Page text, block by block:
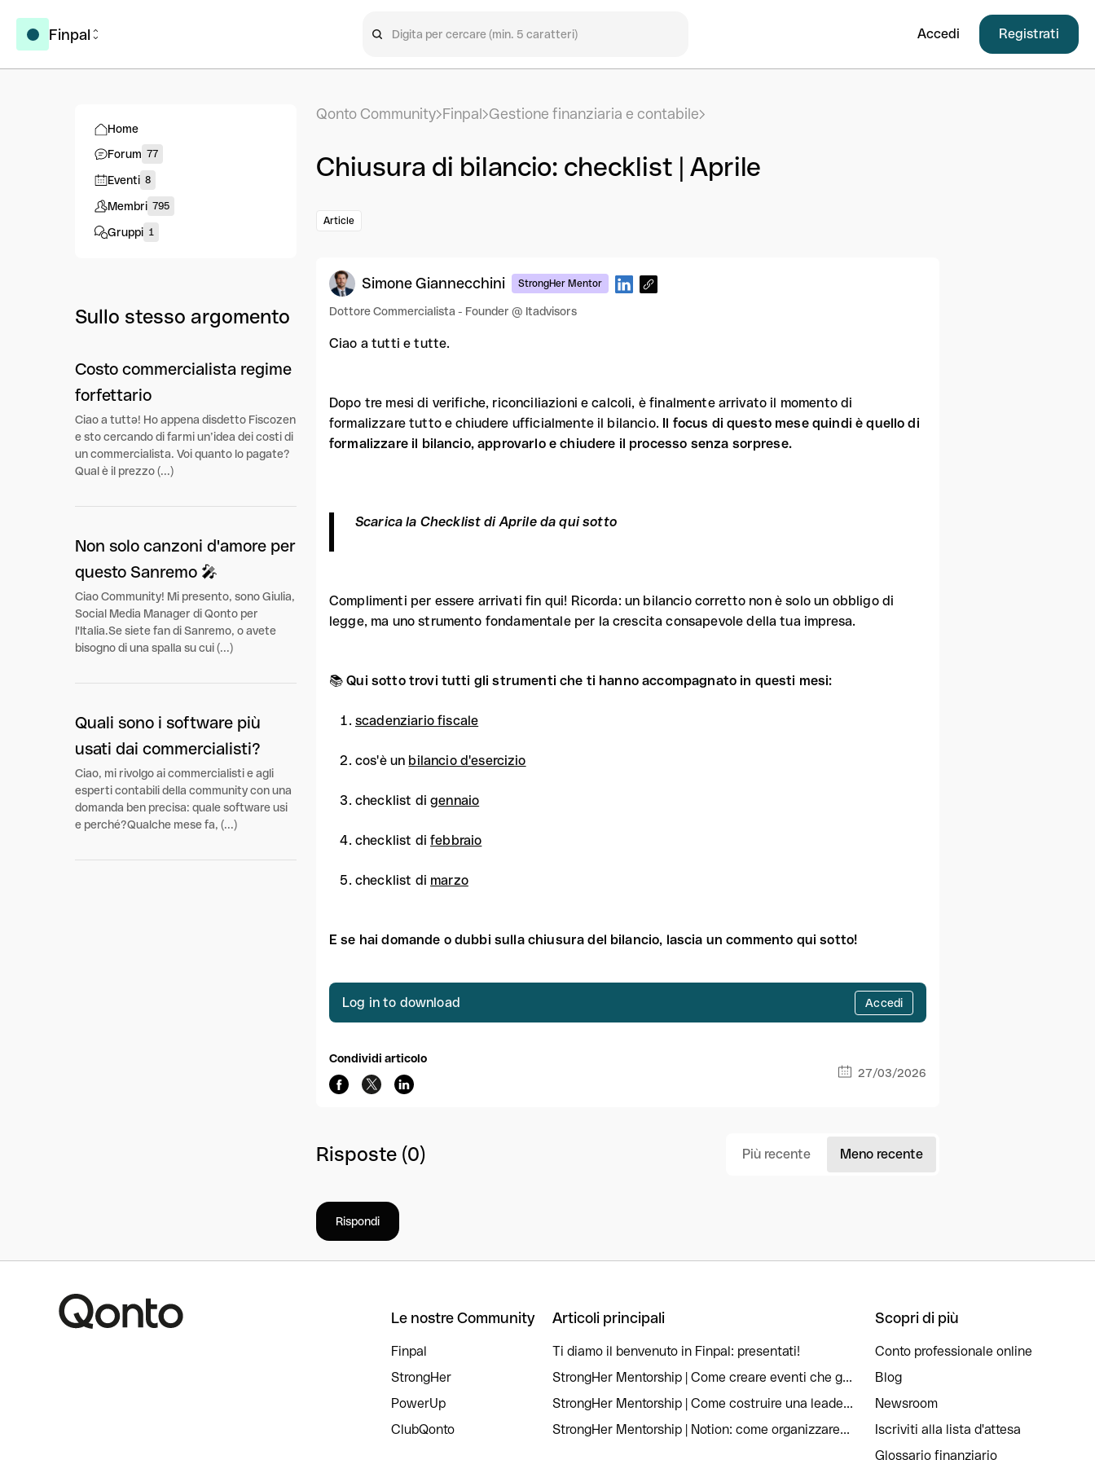
Finpal Accedi Registrati
Home
Forum 77
Eventi 8
Membri 795
Gruppi 1
Sullo stesso argomento
Costo commercialista regime
forfettario
Ciao a tuttə! Ho appena disdetto Fiscozen
e sto cercando di farmi un’idea dei costi di
un commercialista. Voi quanto lo pagate?
Qual è il prezzo (...)
Non solo canzoni d'amore per
questo Sanremo 🎤
Ciao Community! Mi presento, sono Giulia,
Social Media Manager di Qonto per
l'Italia.Se siete fan di Sanremo, o avete
bisogno di una spalla su cui (...)
Quali sono i software più
usati dai commercialisti?
Ciao, mi rivolgo ai commercialisti e agli
esperti contabili della community con una
domanda ben precisa: quale software usi
e perché?Qualche mese fa, (...)
Qonto Community Finpal Gestione finanziaria e contabile
Chiusura di bilancio: checklist | Aprile
Article
Simone Giannecchini StrongHer Mentor
Dottore Commercialista - Founder @ Itadvisors
Ciao a tutti e tutte.
Dopo tre mesi di verifiche, riconciliazioni e calcoli, è finalmente arrivato il momento di
formalizzare tutto e chiudere ufficialmente il bilancio. Il focus di questo mese quindi è quello di
formalizzare il bilancio, approvarlo e chiudere il processo senza sorprese.
Scarica la Checklist di Aprile da qui sotto
Complimenti per essere arrivati fin qui! Ricorda: un bilancio corretto non è solo un obbligo di
legge, ma uno strumento fondamentale per la crescita consapevole della tua impresa.
📚Qui sotto trovi tutti gli strumenti che ti hanno accompagnato in questi mesi:
scadenziario fiscale
cos'è un bilancio d'esercizio
checklist digennaio
checklist difebbraio
checklist di marzo
E se hai domande o dubbi sulla chiusura del bilancio, lascia un commento qui sotto!
Log in to download Accedi
Condividi articolo
27/03/2026
Risposte (0) Più recente Meno recente
Rispondi
Le nostre Community
Finpal
StrongHer
PowerUp
ClubQonto
Articoli principali
Ti diamo il benvenuto in Finpal: presentati!
StrongHer Mentorship | Come creare eventi che g...
StrongHer Mentorship | Come costruire una leade...
StrongHer Mentorship | Notion: come organizzare...
Scopri di più
Conto professionale online
Blog
Newsroom
Iscriviti alla lista d'attesa
Glossario finanziario